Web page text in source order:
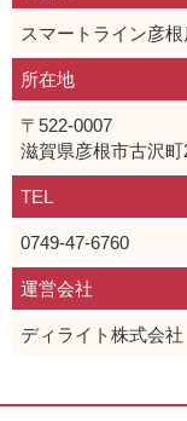
スマートライン彦根
所在地
〒522-0007
滋賀県彦根市古沢町
TEL
0749-47-6760
運営会社
ディライト株式会社